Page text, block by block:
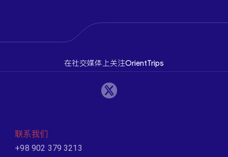
在社交媒体上关注OrientTrips
联系我们
+98 902 379 3213